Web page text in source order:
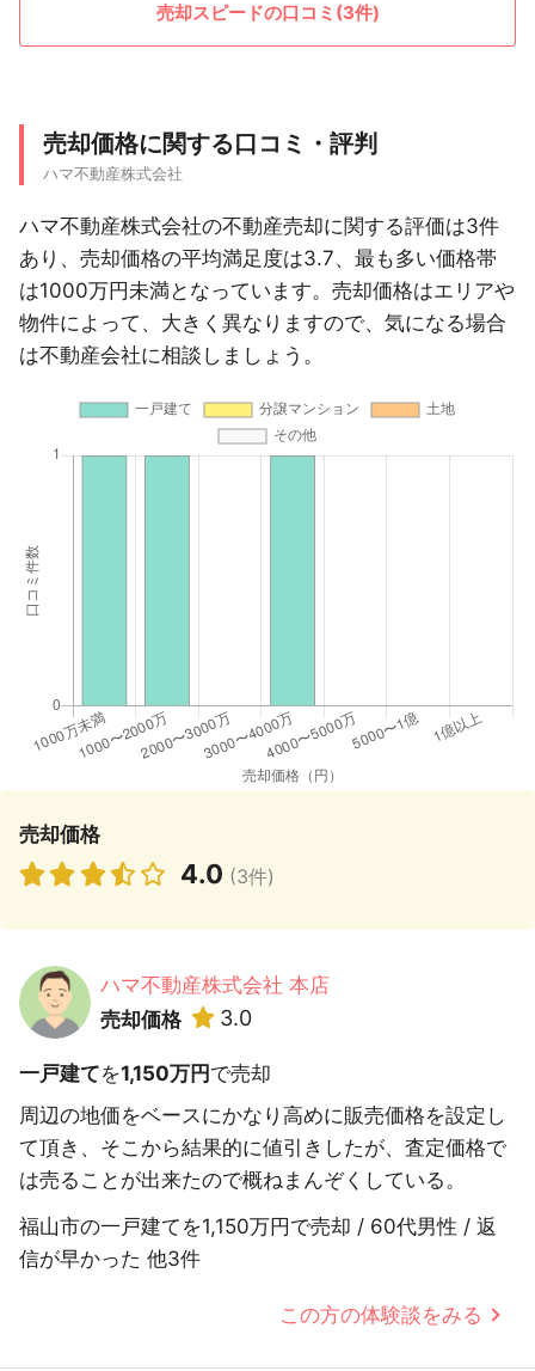
売却スピードの口コミ(3件)
売却価格に関する口コミ・評判
ハマ不動産株式会社
ハマ不動産株式会社の不動産売却に関する評価は3件
あり、売却価格の平均満足度は3.7、最も多い価格帯
は1000万円未満となっています。売却価格はエリアや
物件によって、大きく異なりますので、気になる場合
は不動産会社に相談しましょう。
売却価格
4.0 (3件)
ハマ不動産株式会社 本店
売却価格
3.0
一戸建てを1,150万円で売却
周辺の地価をベースにかなり高めに販売価格を設定し
て頂き、そこから結果的に値引きしたが、査定価格で
は売ることが出来たので概ねまんぞくしている。
福山市の一戸建てを1,150万円で売却 / 60代男性 / 返
信が早かった 他3件
この方の体験談をみる